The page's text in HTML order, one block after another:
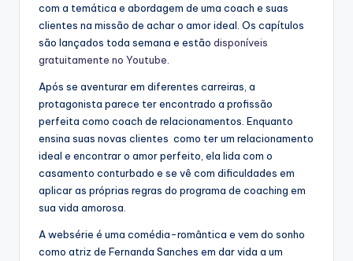
com a temática e abordagem de uma coach e suas
clientes na missão de achar o amor ideal. Os capítulos
são lançados toda semana e estão disponíveis
gratuitamente no Youtube
Após se aventurar em diferentes carreiras, a
protagonista parece ter encontrado a profissão
perfeita como coach de relacionamentos. Enquanto
ensina suas novas clientes como ter um relacionamento
ideal e encontrar o amor perfeito, ela lida com o
casamento conturbado e se vê com dificuldades em
aplicar as próprias regras do programa de coaching em
sua vida amorosa.
A websérie é uma comédia-romântica e vem do sonho
como atriz de Fernanda Sanches em dar vida a um